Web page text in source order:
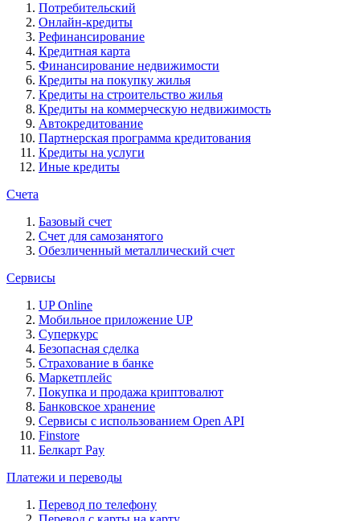
Потребительский
Онлайн-кредиты
Рефинансирование
Кредитная карта
Финансирование недвижимости
Кредиты на покупку жилья
Кредиты на строительство жилья
Кредиты на коммерческую недвижимость
Автокредитование
Партнерская программа кредитования
Кредиты на услуги
Иные кредиты
Счета
Базовый счет
Счет для самозанятого
Обезличенный металлический счет
Сервисы
UP Online
Мобильное приложение UP
Суперкурс
Безопасная сделка
Страхование в банке
Маркетплейс
Покупка и продажа криптовалют
Банковское хранение
Сервисы с использованием Open API
Finstore
Белкарт Pay
Платежи и переводы
Перевод по телефону